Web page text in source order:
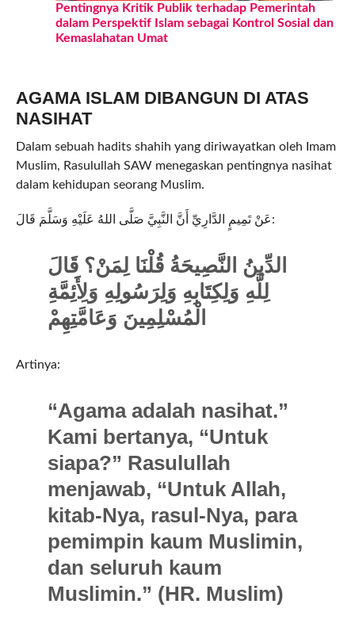
Pentingnya Kritik Publik terhadap Pemerintah
dalam Perspektif Islam sebagai Kontrol Sosial dan
Kemaslahatan Umat
AGAMA ISLAM DIBANGUN DI ATAS
NASIHAT
Dalam sebuah hadits shahih yang diriwayatkan oleh Imam
Muslim, Rasulullah SAW menegaskan pentingnya nasihat
dalam kehidupan seorang Muslim.
عَنْ تَمِيمٍ الدَّارِيِّ أَنَّ النَّبِيَّ صَلَّى اللهُ عَلَيْهِ وَسَلَّمَ قَالَ:
الدِّينُ النَّصِيحَةُ قُلْنَا لِمَنْ؟ قَالَ
لِلَّهِ وَلِكِتَابِهِ وَلِرَسُولِهِ وَلِأَئِمَّةِ
الْمُسْلِمِينَ وَعَامَّتِهِمْ
Artinya:
“Agama adalah nasihat.”
Kami bertanya, “Untuk
siapa?” Rasulullah
menjawab, “Untuk Allah,
kitab-Nya, rasul-Nya, para
pemimpin kaum Muslimin,
dan seluruh kaum
Muslimin.” (HR. Muslim)